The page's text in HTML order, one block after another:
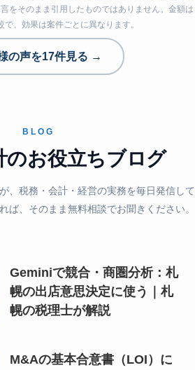
をそのまま引用したものではありません。金額は
で、効果は案件ごとに異なります。
の声を17件見る →
BLOG
のお役立ちブログ
、税務・会計・経営の実務を毎日発信して
ば、そのまま無料相談でお聞きください。
Geminiで競合・商圏分析：札
幌の出店意思決定に使う｜札
幌の税理士が解説
M&Aの基本合意書（LOI）に